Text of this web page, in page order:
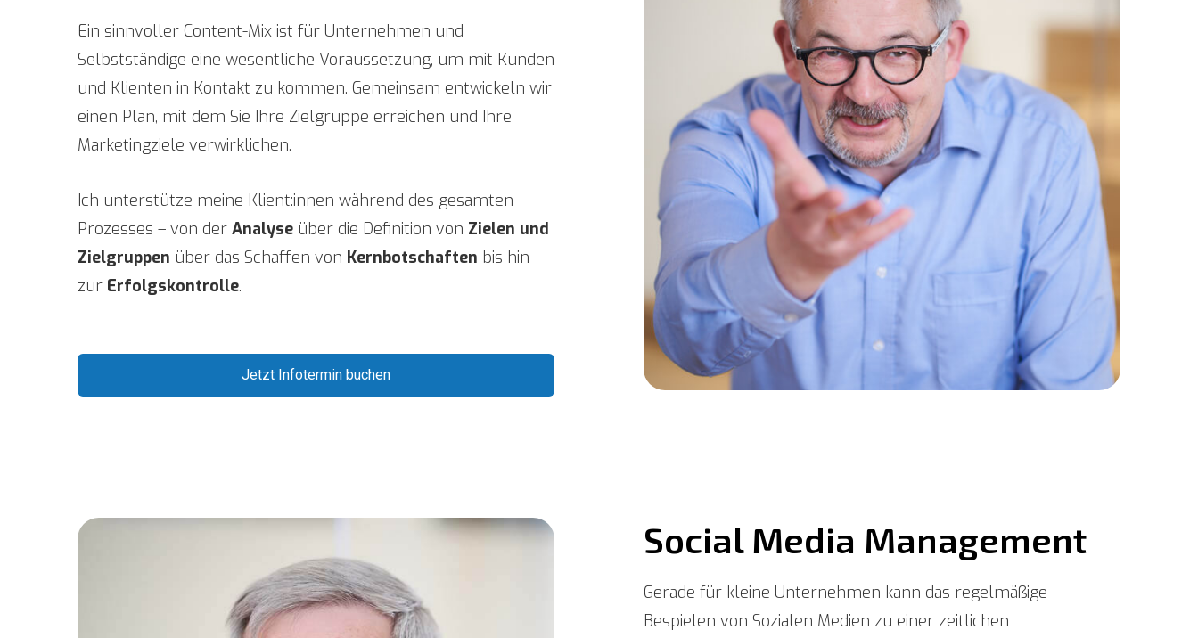
Ein sinnvoller Content-Mix ist für Unternehmen und
Selbstständige eine wesentliche Voraussetzung, um mit Kunden
und Klienten in Kontakt zu kommen. Gemeinsam entwickeln wir
einen Plan, mit dem Sie Ihre Zielgruppe erreichen und Ihre
Marketingziele verwirklichen.
Ich unterstütze meine Klient:innen während des gesamten
Prozesses – von der Analyse über die Definition von Zielen und
Zielgruppen über das Schaffen von Kernbotschaften bis hin
zur Erfolgskontrolle.
Jetzt Infotermin buchen
Social Media Management
Gerade für kleine Unternehmen kann das regelmäßige
Bespielen von Sozialen Medien zu einer zeitlichen